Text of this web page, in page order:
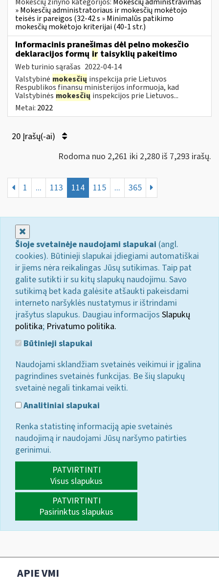
» Mokesčių administratoriaus ir mokesčių mokėtojo
teisės ir pareigos (32-42 s » Minimalūs patikimo
mokesčių mokėtojo kriterijai (40-1 str.)
Informacinis pranešimas dėl pelno mokesčio
deklaracijos formų ir taisyklių pakeitimo
Web turinio sąrašas 2022-04-14
Valstybinė mokesčių inspekcija prie Lietuvos
Respublikos finansų ministerijos informuoja, kad
Valstybinės mokesčių inspekcijos prie Lietuvos...
Metai: 2022
20 Įrašų(-ai)
Rodoma nuo 2,261 iki 2,280 iš 7,293 irašų.
1 ... 113 114 115 ... 365
Šioje svetainėje naudojami slapukai (angl.
cookies). Būtinieji slapukai įdiegiami automatiškai
ir jiems nėra reikalingas Jūsų sutikimas. Taip pat
galite sutikti ir su kitų slapukų naudojimu. Savo
sutikimą bet kada galėsite atšaukti pakeisdami
interneto naršyklės nustatymus ir ištrindami
įrašytus slapukus. Daugiau informacijos Slapukų
politika; Privatumo politika.
Būtinieji slapukai
Naudojami sklandžiam svetainės veikimui ir įgalina
pagrindines svetainės funkcijas. Be šių slapukų
svetainė negali tinkamai veikti.
Analitiniai slapukai
Renka statistinę informaciją apie svetainės
naudojimą ir naudojami Jūsų naršymo patirties
gerinimui.
PATVIRTINTI
Visus slapukus
PATVIRTINTI
Pasirinktus slapukus
APIE VMI